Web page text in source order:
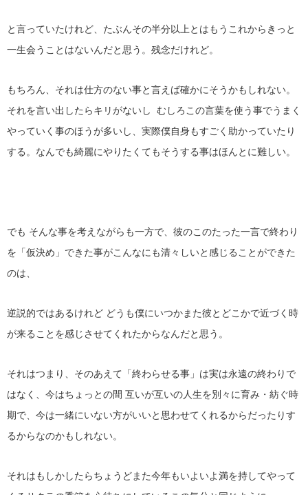
と言っていたけれど、たぶんその半分以上とはもうこれからきっと
一生会うことはないんだと思う。残念だけれど。
もちろん、それは仕方のない事と言えば確かにそうかもしれない。
それを言い出したらキリがないし むしろこの言葉を使う事でうまく
やっていく事のほうが多いし、実際僕自身もすごく助かっていたり
する。なんでも綺麗にやりたくてもそうする事はほんとに難しい。
でも そんな事を考えながらも一方で、彼のこのたった一言で終わり
を「仮決め」できた事がこんなにも清々しいと感じることができた
のは、
逆説的ではあるけれど どうも僕にいつかまた彼とどこかで近づく時
が来ることを感じさせてくれたからなんだと思う。
それはつまり、そのあえて「終わらせる事」は実は永遠の終わりで
はなく、今はちょっとの間 互いが互いの人生を別々に育み・紡ぐ時
期で、今は一緒にいない方がいいと思わせてくれるからだったりす
るからなのかもしれない。
それはもしかしたらちょうどまた今年もいよいよ満を持してやって